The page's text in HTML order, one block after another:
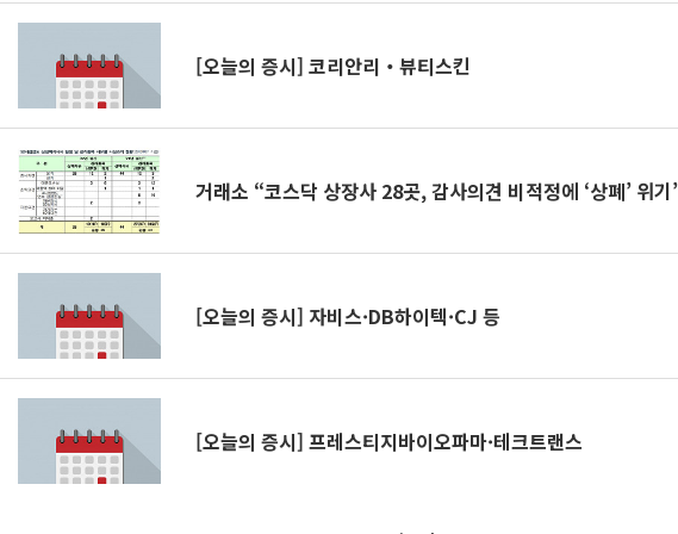
[오늘의 증시] 코리안리‧뷰티스킨
거래소 “코스닥 상장사 28곳, 감사의견 비적정에 ‘상폐’ 위기
[오늘의 증시] 자비스·DB하이텍·CJ 등
[오늘의 증시] 프레스티지바이오파마·테크트랜스